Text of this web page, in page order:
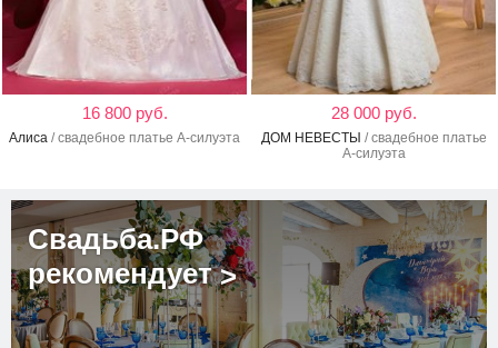
16 800 руб.
Алиса / свадебное платье А-силуэта
28 000 руб.
ДОМ НЕВЕСТЫ / свадебное платье
А-силуэта
Свадьба.РФ
рекомендует>